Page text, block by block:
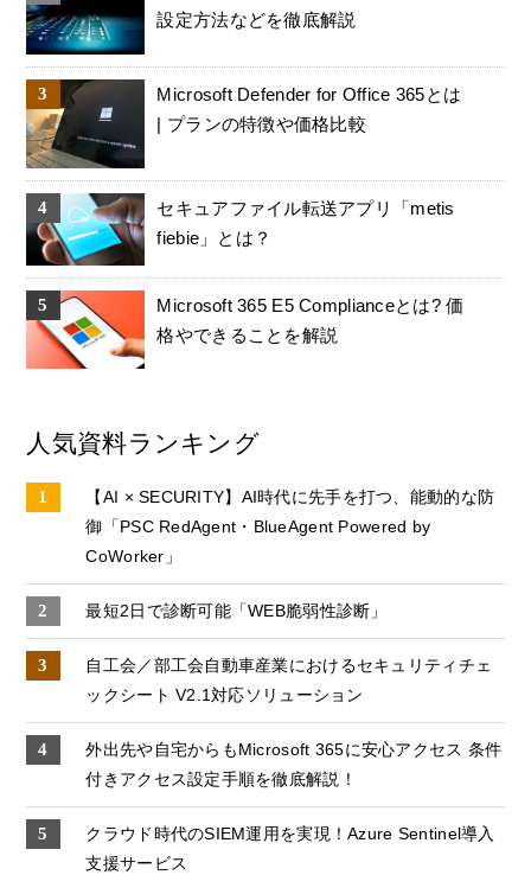
設定方法などを徹底解説
Microsoft Defender for Office 365とは
| プランの特徴や価格比較
セキュアファイル転送アプリ「metis
fiebie」とは？
Microsoft 365 E5 Complianceとは? 価
格やできることを解説
人気資料ランキング
【AI × SECURITY】AI時代に先手を打つ、能動的な防
御「PSC RedAgent・BlueAgent Powered by
CoWorker」
最短2日で診断可能「WEB脆弱性診断」
自工会／部工会自動車産業におけるセキュリティチェ
ックシート V2.1対応ソリューション
外出先や自宅からもMicrosoft 365に安心アクセス 条件
付きアクセス設定手順を徹底解説！
クラウド時代のSIEM運用を実現！Azure Sentinel導入
支援サービス